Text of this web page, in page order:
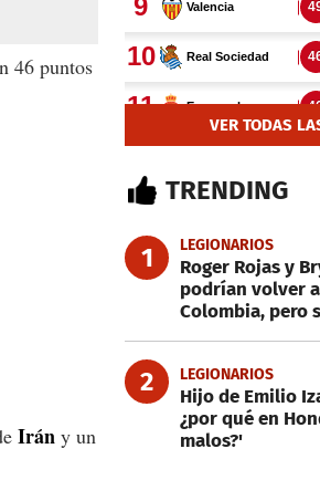
46 puntos
Irán y un
VER TODAS
TRENDING
1 LEGIONARIOS
Roger Rojas y
podrían volver
Colombia, pero
2 LEGIONARIOS
Hijo de Emilio
¿por qué en
malos?'